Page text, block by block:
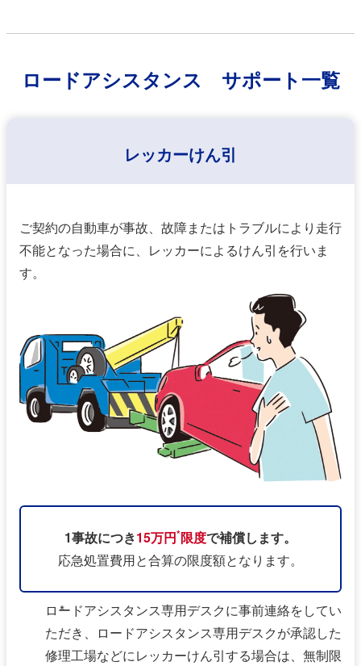
ロードアシスタンス サポート⼀覧
レッカーけん引
ご契約の⾃動⾞が事故、故障またはトラブルにより⾛⾏
不能となった場合に、レッカーによるけん引を⾏いま
す。
1事故につき15万円*限度で補償します。
応急処置費⽤と合算の限度額となります。
*
ロードアシスタンス専用デスクに事前連絡をしてい
ただき、ロードアシスタンス専用デスクが承認した
修理工場などにレッカーけん引する場合は、無制限